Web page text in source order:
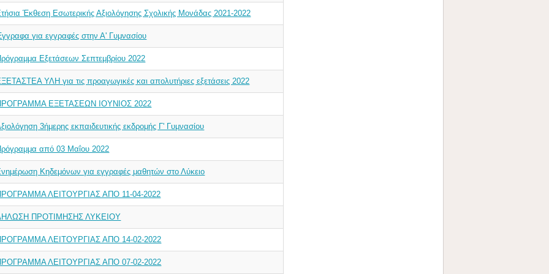
Έκθεση Εσωτερικής Αξιολόγησης Σχολικής Μονάδας 2021-2022
για εγγραφές στην Α' Γυμνασίου
Eξετάσεων Σεπτεμβρίου 2022
ΥΛΗ για τις προαγωγικές και απολυτήριες εξετάσεις 2022
ΕΞΕΤΑΣΕΩΝ ΙΟΥΝΙΟΣ 2022
3ήμερης εκπαιδευτικής εκδρομής Γ' Γυμνασίου
από 03 Μαΐου 2022
Κηδεμόνων για εγγραφές μαθητών στο Λύκειο
ΛΕΙΤΟΥΡΓΙΑΣ ΑΠΟ 11-04-2022
ΠΡΟΤΙΜΗΣΗΣ ΛΥΚΕΙΟΥ
ΛΕΙΤΟΥΡΓΙΑΣ ΑΠΟ 14-02-2022
ΛΕΙΤΟΥΡΓΙΑΣ ΑΠΟ 07-02-2022